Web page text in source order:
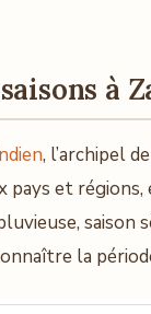
à
, l’archipel
pays et
la